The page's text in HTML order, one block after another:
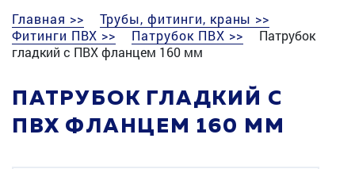
Главная >>
Трубы, фитинги, краны >>
Фитинги ПВХ >>
Патрубок ПВХ >>
Патрубок
гладкий с ПВХ фланцем 160 мм
ПАТРУБОК ГЛАДКИЙ С
ПВХ ФЛАНЦЕМ 160 ММ